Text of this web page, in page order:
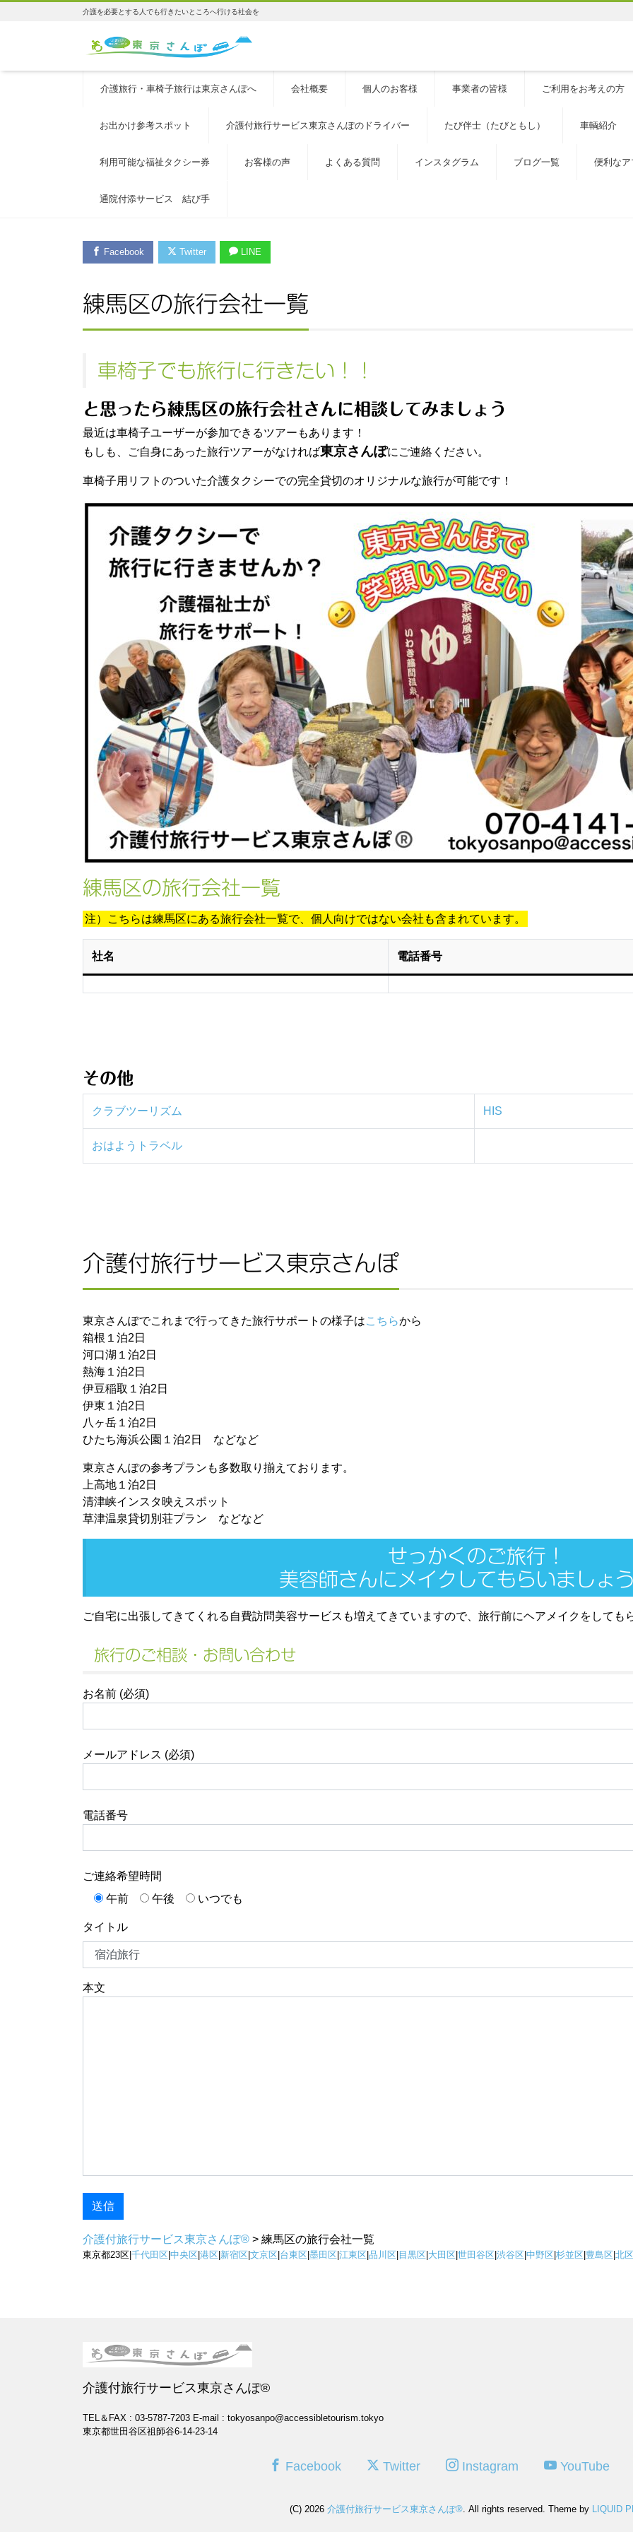
介護を必要とする人でも行きたいところへ行ける社会を
介護旅行・車椅子旅行は東京さんぽへ 会社概要 個人のお客様 事業者の皆様 ご利用をお考えの方
お出かけ参考スポット 介護付旅行サービス東京さんぽのドライバー たび伴士（たびともし） 車輌紹介
利用可能な福祉タクシー券 お客様の声 よくある質問 インスタグラム ブログ一覧 便利な
通院付添サービス 結び手
Facebook Twitter LINE
練馬区の旅行会社一覧
車椅子でも旅行に行きたい！！
と思ったら練馬区の旅行会社さんに相談してみましょう
最近は車椅子ユーザーが参加できるツアーもあります！
もしも、ご自身にあった旅行ツアーがなければ東京さんぽにご連絡ください。
車椅子用リフトのついた介護タクシーでの完全貸切のオリジナルな旅行が可能です！
練馬区の旅行会社一覧
注）こちらは練馬区にある旅行会社一覧で、個人向けではない会社も含まれています。
社名 電話番号
その他
クラブツーリズム HIS
おはよ うトラベル
介護付旅行サービス東京さんぽ
東京さんぽでこれまで行ってきた旅行サポートの様子はこちらから
箱根１泊2日
河口湖１泊2日
熱海１泊2日
伊豆稲取１泊2日
伊東１泊2日
八ヶ岳１泊2日
ひたち海浜公園１泊2日 などなど
東京さんぽの参考プランも多数取り揃えております。
上高地１泊2日
清津峡インスタ映えスポット
草津温泉貸切別荘プラン などなど
せっかくのご旅行！
美容師さんにメイクしてもらいましょ
ご自宅に出張してきてくれる自費訪問美容サービスも増えてきていますので、旅行前にヘアメイクをしても
旅行のご相談・お問い合わせ
お名前 (必須)
メールアドレス (必須)
電話番号
ご連絡希望時間
午前
午後 いつでも
タイトル
本文
介護付旅行サービス東京さんぽ® > 練馬区の旅行会社一覧
東京都23区| 千代田区 中央区 港区 新宿区 文京区 台東区 墨田区 江東区 品川区 目黒区 大田区 世田谷区 渋谷区 中野区 杉並区 豊島区 北区
介護付旅行サービス東京さんぽ®
TEL＆FAX : 03-5787-7203 E-mail : tokyosanpo@accessibletourism.tokyo
東京都世田谷区祖師谷6-14-23-14
Facebook Twitter Instagram YouTube
(C) 2026 介護付旅行サービス東京さんぽ®. All rights reserved. Theme by LIQUID